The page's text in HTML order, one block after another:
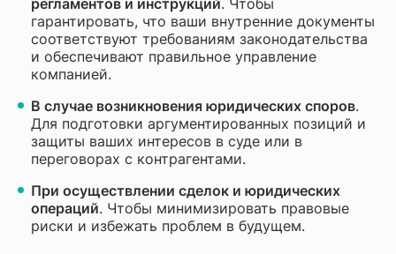
регламентов и инструкций. Чтобы
гарантировать, что ваши внутренние документы
соответствуют требованиям законодательства
и обеспечивают правильное управление
компанией.
В случае возникновения юридических споров.
Для подготовки аргументированных позиций и
защиты ваших интересов в суде или в
переговорах с контрагентами.
При осуществлении сделок и юридических
операций. Чтобы минимизировать правовые
риски и избежать проблем в будущем.